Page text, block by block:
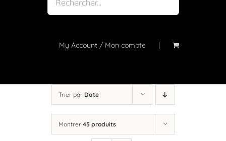
À propos
Blog
My Account / Mon compte
Trier par Date
Montrer 45 produits